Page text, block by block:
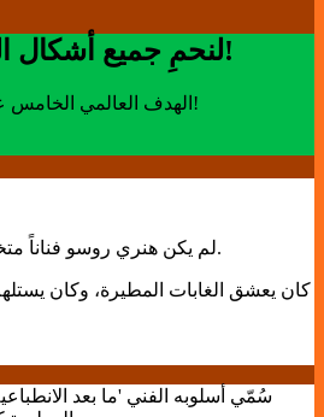
لنحمِ جميع أشكال الحياة على اليابسة!
الهدف العالمي الخامس عشر هو الحياة على اليابسة!
لم يكن هنري روسو فناناً متخصصاً، بل تعلّم الفن بنفسه.
كان يعشق الغابات المطيرة، وكان
سُمّي أسلوبه الفني 'ما بعد